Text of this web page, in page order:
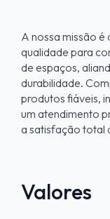
A nossa missão
qualidade para
de espaços,
durabilidade.
produtos fiáveis,
um atendimento
a satisfação total
Valores